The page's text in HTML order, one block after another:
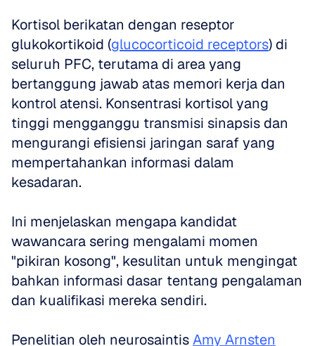
Kortisol berikatan dengan reseptor
glukokortikoid (glucocorticoid receptors) di
seluruh PFC, terutama di area yang
bertanggung jawab atas memori kerja dan
kontrol atensi. Konsentrasi kortisol yang
tinggi mengganggu transmisi sinapsis dan
mengurangi efisiensi jaringan saraf yang
mempertahankan informasi dalam
kesadaran.
Ini menjelaskan mengapa kandidat
wawancara sering mengalami momen
"pikiran kosong", kesulitan untuk mengingat
bahkan informasi dasar tentang pengalaman
dan kualifikasi mereka sendiri.
Penelitian oleh neurosaintis Amy Arnsten